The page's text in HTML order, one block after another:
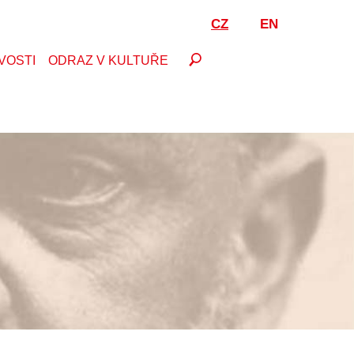
CZ EN
ODRAZ V KULTUŘE